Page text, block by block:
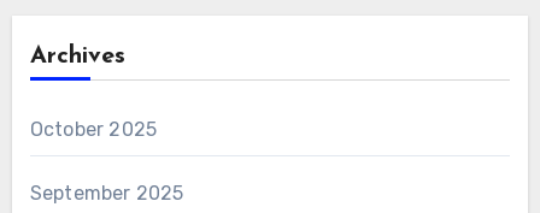
Archives
October 2025
September 2025